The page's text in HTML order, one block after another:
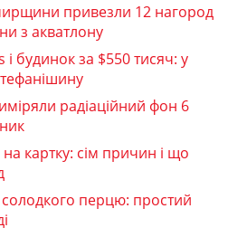
привезли 12 нагород
з акватлону
будинок за $550 тисяч: у
радіаційний фон 6
картку: сім причин і що
солодкого перцю: простий